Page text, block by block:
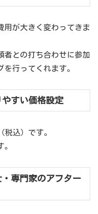
用が大きく変わってきま
者との打ち合わせに参加
行ってくれます。
やすい価格設定
税込）です。
・専門家のアフター